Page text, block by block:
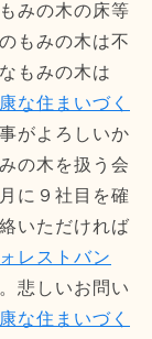
みの木の床等
もみの木は不
もみの木は
な住まいづく
がよろしいか
の木を扱う会
に９社目を確
いただければ
レストバン
悲しいお問い
な住まいづく